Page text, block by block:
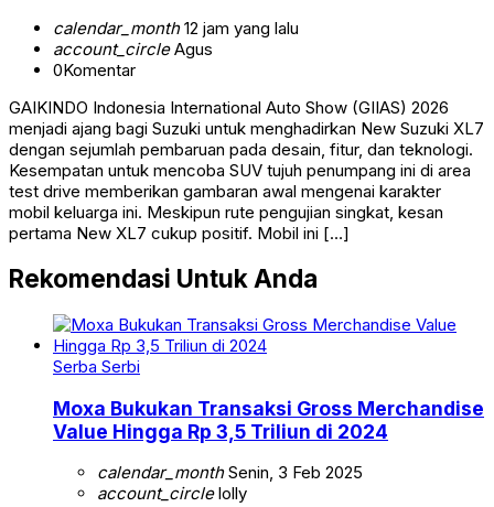
calendar_month12 jam yang lalu
account_circleAgus
0Komentar
GAIKINDO Indonesia International Auto Show (GIIAS) 2026
menjadi ajang bagi Suzuki untuk menghadirkan New Suzuki XL7
dengan sejumlah pembaruan pada desain, fitur, dan teknologi.
Kesempatan untuk mencoba SUV tujuh penumpang ini di area
test drive memberikan gambaran awal mengenai karakter
mobil keluarga ini. Meskipun rute pengujian singkat, kesan
pertama New XL7 cukup positif. Mobil ini […]
Rekomendasi Untuk Anda
Serba Serbi
Moxa Bukukan Transaksi Gross Merchandise
Value Hingga Rp 3,5 Triliun di 2024
calendar_monthSenin, 3 Feb 2025
account_circlelolly